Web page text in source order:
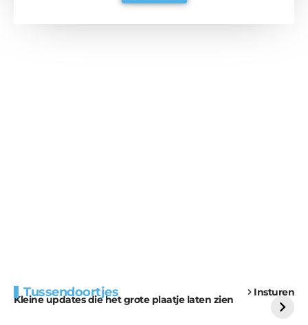
Tussendoortjes Insturen
Kleine updates die het grote plaatje laten zien
voor kabouters
uitdaging